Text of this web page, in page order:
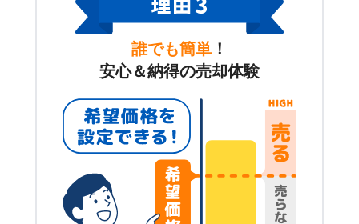
誰でも簡単 ！
安心＆納得の売却体験